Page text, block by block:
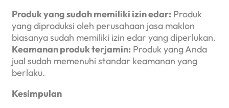
Produk yang sudah memiliki izin edar: Produk
yang diproduksi oleh perusahaan jasa maklon
biasanya sudah memiliki izin edar yang diperlukan.
Keamanan produk terjamin: Produk yang Anda
jual sudah memenuhi standar keamanan yang
berlaku.
Kesimpulan